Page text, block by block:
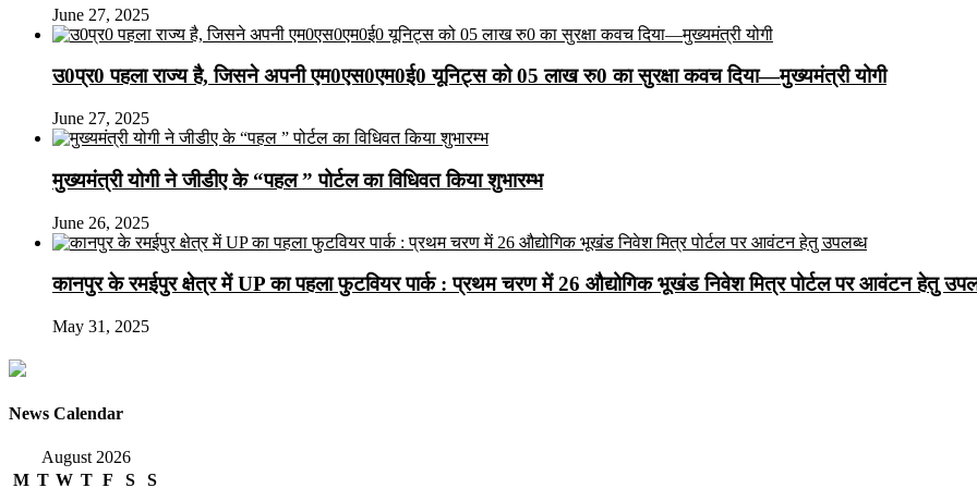
June 27, 2025
उ0प्र0 पहला राज्य है, जिसने अपनी एम0एस0एम0ई0 यूनिट्स को 05 लाख रु0 का सुरक्षा कवच दिया—मुख्यमंत्री योगी
June 27, 2025
मुख्यमंत्री योगी ने जीडीए के “पहल ” पोर्टल का विधिवत किया शुभारम्भ
June 26, 2025
कानपुर के रमईपुर क्षेत्र में UP का पहला फुटवियर पार्क : प्रथम चरण में 26 औद्योगिक भूखंड निवेश मित्र पोर्टल पर आवंटन हेतु
May 31, 2025
News Calendar
August 2026
M T W T F S S